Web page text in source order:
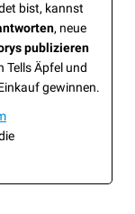
bist, kannst
, neue
publizieren
Tells Äpfel und
gewinnen.